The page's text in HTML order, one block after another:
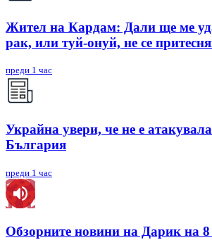
Жител на Кардам: Дали ще ме
рак, или туй-онуй, не се
преди 1 час
Украйна увери, че не е
България
преди 1 час
Обзорните новини на Дарик на 8